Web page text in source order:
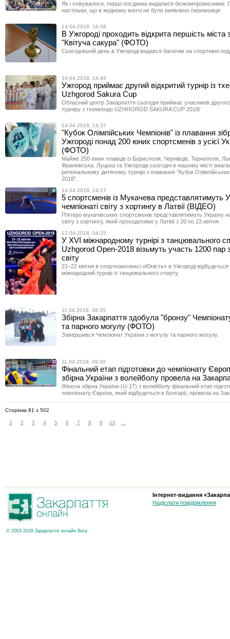
Як і очікувалося, перші поєдинки видалися безкомпромісними.
настільки, що в жодному матчі не було виявлено переможця.
14.04.2018, 16:08
В Ужгороді проходить відкрита першість міста
"Квітуча сакура" (ФОТО)
Сьогоднішній день в Ужгороді видався багатим на спортивні
14.04.2018, 14:45
Ужгород приймає другий відкритий турнір із
Uzhgorod Sakura Cup
Обласний центр Закарпаття сьогодні приймає учасників другого
турніру з тхеквондо UZHHOROD SAKURA CUP 2018/
14.04.2018, 14:37
"Кубок Олімпійських Чемпіонів" із плавання
Ужгороді понад 200 юних спортсменів з усієї
(ФОТО)
Майже 250 юних плавців із Борисполя, Чернівців, Тернополя,
Франківська, Луцька та Ужгорода сьогодні в нашому місті
регіональному дитячому турнірі з плавання "Кубок
2018".
14.04.2018, 14:27
5 спортсменів із Мукачева представлятимуть
чемпіонаті світу з хортингу в Латвії (ВІДЕО)
П'ятеро мукачівських спортсменів представлятимуть Україну
світу з хортингу, який проходитиме у Латвії з 20 по 23 квітня.
12.04.2018, 04:25
У XVI міжнародному турнірі з танцювального
Uzhgorod Open-2018 візьмуть участь 1200 пар
світу
21–22 квітня в спорткомплексі «Юність» в Ужгороді відбудеться
міжнародний турнір із танцювального спорту.
11.04.2018, 09:35
Збірна Закарпаття здобула "бронзу"
та парного могулу (ФОТО)
Завершився Чемпіонат України з могулу та парного могулу.
11.04.2018, 09:30
Фінальний етап підготовки до чемпіонату
збірна України з волейболу провела на
Жіноча збірна України (U-17) з волейболу фінальний етап
чемпіонату Європи, який відбудеться в Болгарії, провела на
Сторінка 81 з 502
1 2 3 4 5 6 7 8 9 10
© 2003-2026 Закарпаття онлайн Beta
Інтернет-видання
Надіслати повідомлення